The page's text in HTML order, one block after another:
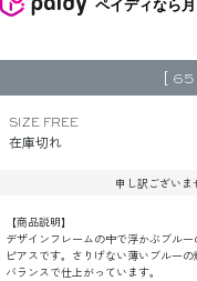
ペイディなら月
[ 65
SIZE FREE
在庫切れ
申し訳ございま
【商品説明】
デザインフレームの中で浮かぶブル
ピアスです。さりげない薄いブルー
バランスで仕上がっています。